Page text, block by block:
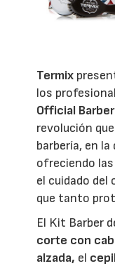
Termix
los
Official Barber
revolución
barbería, en
ofreciendo
el cuidado del
que tanto
El Kit Barber
corte con
alzada, el